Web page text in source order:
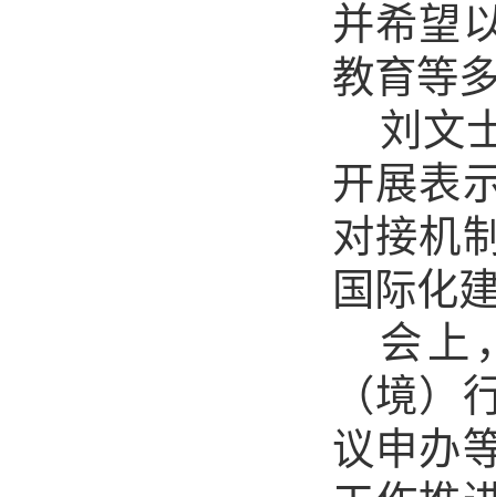
并希望
教育等
刘文
开展表
对接机
国际化
会上
（境）
议申办